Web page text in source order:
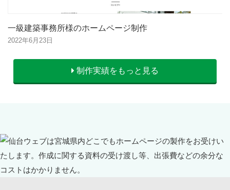
一級建築事務所様のホームページ制作
2022年6月23日
制作実績をもっと見る